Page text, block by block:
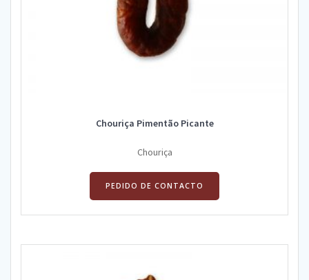
Chouriça Pimentão Picante
Chouriça
PEDIDO DE CONTACTO